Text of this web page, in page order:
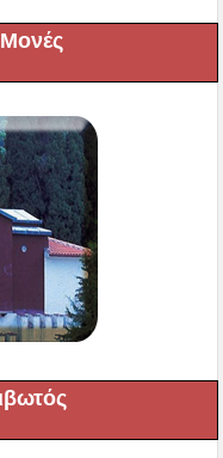
Μονές